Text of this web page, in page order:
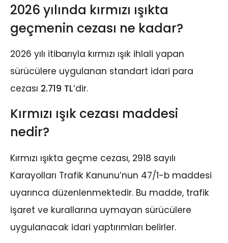
2026 yılında kırmızı ışıkta
geçmenin cezası ne kadar?
2026 yılı itibarıyla kırmızı ışık ihlali yapan
sürücülere uygulanan standart idari para
cezası 2.719 TL‘dir.
Kırmızı ışık cezası maddesi
nedir?
Kırmızı ışıkta geçme cezası, 2918 sayılı
Karayolları Trafik Kanunu’nun 47/1-b maddesi
uyarınca düzenlenmektedir. Bu madde, trafik
işaret ve kurallarına uymayan sürücülere
uygulanacak idari yaptırımları belirler.